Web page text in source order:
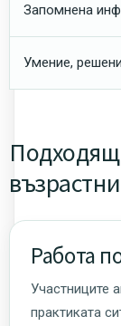
Запомнена
Умение,
възрастни
Работа
Участниците
практиката